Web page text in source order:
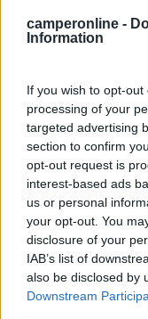
camperonline -
Information
If you wish to opt-
processing of your
targeted advertising
section to confirm
opt-out request is
interest-based ads
us or personal
your opt-out. You
disclosure of your
IAB’s list of
also be disclosed by
Downstream
Area di sosta
Agricampeggio
Servizi /
Agricamping su